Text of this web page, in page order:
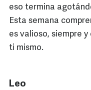
eso termina
Esta semana
es valioso, siempre
ti mismo.
Leo